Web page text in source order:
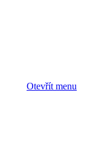
Otevřít menu